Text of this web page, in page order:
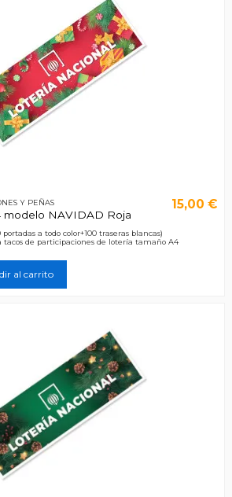
Y PEÑAS
modelo NAVIDAD Roja
15,00 €
a todo color+100 traseras blancas)
tacos de participaciones de lotería tamaño A4
al carrito